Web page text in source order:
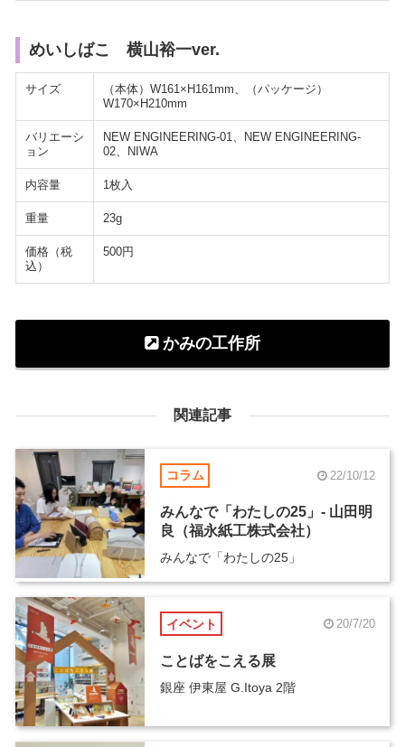
めいしばこ 横山裕一ver.
サイズ
（本体）W161×H161mm、（パッケージ）
W170×H210mm
バリエーシ
ョン
NEW ENGINEERING-01、NEW ENGINEERING-
02、NIWA
内容量 1枚入
重量 23g
価格（税
込）
500円
かみの工作所
関連記事
コラム 22/10/12
みんなで「わたしの25」- 山田明
良（福永紙工株式会社）
みんなで「わたしの25」
イベント 20/7/20
ことばをこえる展
銀座 伊東屋 G.Itoya 2階